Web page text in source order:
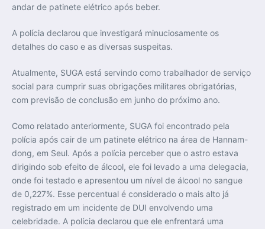
andar de patinete elétrico após beber.
A polícia declarou que investigará minuciosamente os
detalhes do caso e as diversas suspeitas.
Atualmente, SUGA está servindo como trabalhador de serviço
social para cumprir suas obrigações militares obrigatórias,
com previsão de conclusão em junho do próximo ano.
Como relatado anteriormente, SUGA foi encontrado pela
polícia após cair de um patinete elétrico na área de Hannam-
dong, em Seul. Após a polícia perceber que o astro estava
dirigindo sob efeito de álcool, ele foi levado a uma delegacia,
onde foi testado e apresentou um nível de álcool no sangue
de 0,227%. Esse percentual é considerado o mais alto já
registrado em um incidente de DUI envolvendo uma
celebridade. A polícia declarou que ele enfrentará uma